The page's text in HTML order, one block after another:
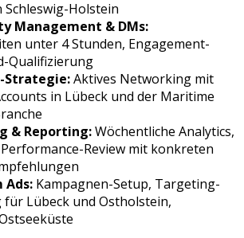
Schleswig-Holstein
Management & DMs:
unter 4 Stunden, Engagement-
Qualifizierung
Strategie:Aktives Networking mit
in Lübeck und der Maritime
& Reporting:Wöchentliche Analytics,
Review mit konkreten
Ads: Kampagnen-Setup, Targeting-
für Lübeck und Ostholstein,